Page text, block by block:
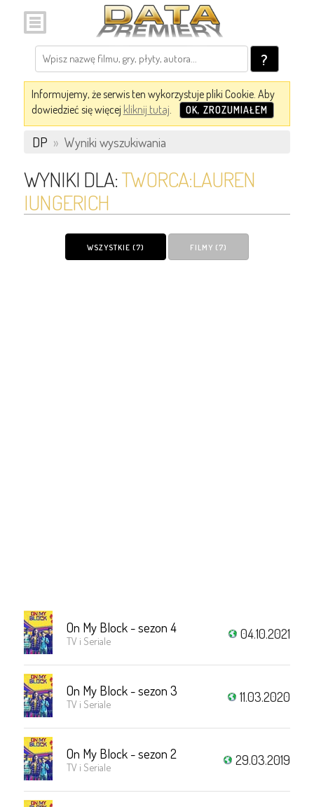
?
Informujemy, że serwis ten wykorzystuje pliki Cookie. Aby
dowiedzieć się więcej kliknij tutaj. OK, ZROZUMIAŁEM
DP » Wyniki wyszukiwania
WYNIKI DLA:TWORCA:LAUREN
IUNGERICH
WSZYSTKIE (7) FILMY (7)
On My Block - sezon 4
TV i Seriale 04.10.2021
On My Block - sezon 3
TV i Seriale 11.03.2020
On My Block - sezon 2
TV i Seriale 29.03.2019